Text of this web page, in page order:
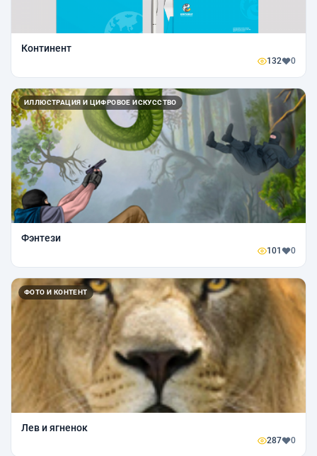
Континент
132 0
ИЛЛЮСТРАЦИЯ И ЦИФРОВОЕ ИСКУССТВО
Фэнтези
101 0
ФОТО И КОНТЕНТ
Лев и ягненок
287 0